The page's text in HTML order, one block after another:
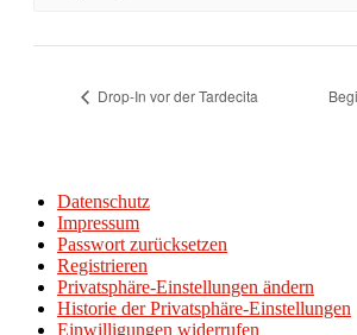
Drop-In vor der Tardecita
Datenschutz
Impressum
Passwort zurücksetzen
Registrieren
Privatsphäre-Einstellungen ändern
Historie der Privatsphäre-Einstellungen
Einwilligungen widerrufen